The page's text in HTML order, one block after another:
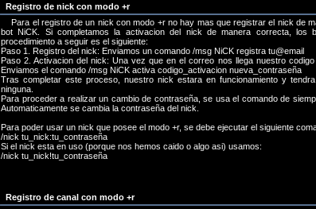
Registro de nick con modo +r
Para el registro de un nick con modo +r no hay mas que registrar el nick de
bot NiCK. Si completamos la activacion del nick de manera correcta, los
procedimiento a seguir es el siguiente:
Paso 1. Registro del nick: Enviamos un comando /msg NiCK registra tu@email
Paso 2. Activacion del nick: Una vez que en el correo nos llega nuestro
Enviamos el comando /msg NiCK activa codigo_activacion nueva_contraseña
Tras completar este proceso, nuestro nick estara en funcionamiento y
ninguna.
Para proceder a realizar un cambio de contraseña, se usa el comando de
Automaticamente se cambia la contraseña del nick.
Para poder usar un nick que posee el modo +r, se debe ejecutar el siguiente
/nick tu_nick:tu_contraseña
Si el nick esta en uso (porque nos hemos caido o algo asi) usamos:
/nick tu_nick!tu_contraseña
Registro de canal con modo +r